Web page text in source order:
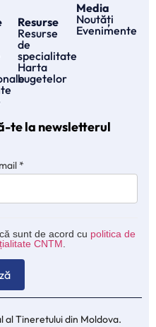
Resurse
Resurse
de
specialitate
Harta
bugetelor
Media
Noutăți
Evenimente
te la newsletterul
*
sunt de acord cu politica de
CNTM
al Tineretului din Moldova.